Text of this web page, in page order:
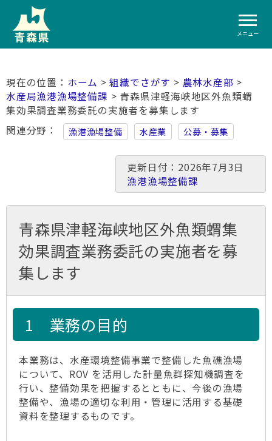
メニュー
ホーム >組織でさがす > 農林水産部 >
水産局漁港漁場整備課 > 青森県津軽海峡地区外魚類蝟
集効果調査業務委託の実施者を募集します
関連分野
漁港漁場整備 水産業 公募・募集
更新日付：2026年7月3日
漁港漁場整備課
青森県津軽海峡地区外魚類蝟集
効果調査業務委託の実施者を募
集します
1 業務の目的
本業務は、水産環境整備事業で整備した魚礁漁場
について、ROV を活用した計量魚群探知機調査を
行い、整備効果を把握するとともに、今後の漁場
整備や、漁場の適切な利用・管理に活用する基礎
資料を整理するものです。